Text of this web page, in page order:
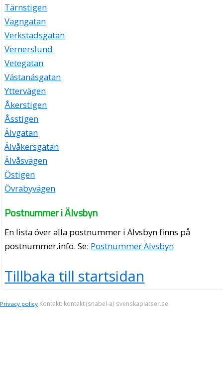
Tärnstigen
Vagngatan
Verkstadsgatan
Vernerslund
Vetegatan
Västanäsgatan
Yttervägen
Åkerstigen
Åsstigen
Älvgatan
Älvåkersgatan
Älvåsvägen
Östigen
Övrabyvägen
Postnummer i Älvsbyn
En lista över alla postnummer i Älvsbyn finns på
postnummer.info. Se: Postnummer Älvsbyn
Tillbaka till startsidan
Privacy policy Kontakt: kontakt (snabel-a) svenskaplatser.se